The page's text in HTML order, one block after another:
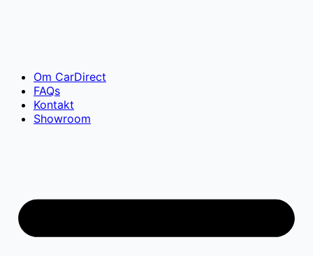
Om CarDirect
FAQs
Kontakt
Showroom